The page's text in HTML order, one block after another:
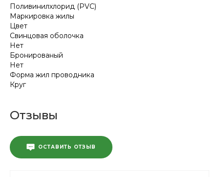
Поливинилхлорид (PVC)
Маркировка жилы
Цвет
Свинцовая оболочка
Нет
Бронированый
Нет
Форма жил проводника
Круг
Отзывы
ОСТАВИТЬ ОТЗЫВ